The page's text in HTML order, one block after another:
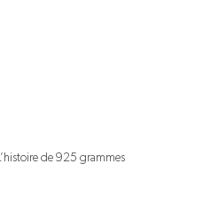
L’histoire de 925 grammes